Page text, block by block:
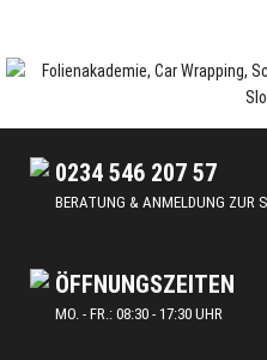
content
FOLIENAKADEMIE
0234 546 207 57
BERATUNG & ANMELDUNG ZUR
ÖFFNUNGSZEITEN
MO. - FR.: 08:30 - 17:30 UHR